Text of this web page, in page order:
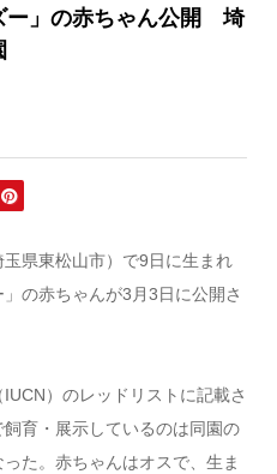
ー」の赤ちゃん公開 埼
県東松山市）で9日に生まれ
の赤ちゃんが3月3日に公開さ
）のレッドリストに記載さ
育・展示しているのは同園の
た。赤ちゃんはオスで、生ま